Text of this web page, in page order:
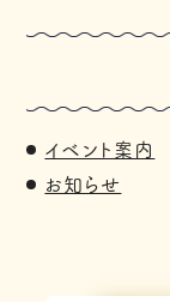
イベント案内
お知らせ